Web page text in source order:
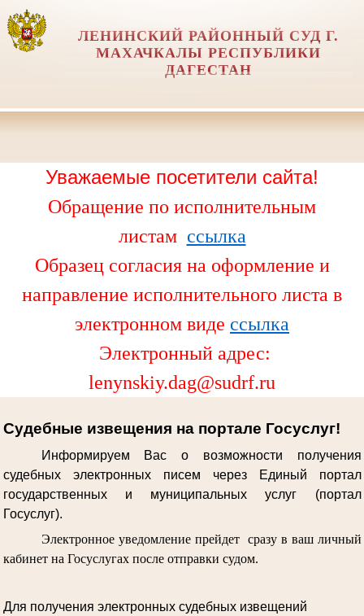
ЛЕНИНСКИЙ РАЙОННЫЙ СУД Г.
МАХАЧКАЛЫ РЕСПУБЛИКИ
ДАГЕСТАН
Уважаемые посетители сайта!
Обращение по исполнительным
листам ссылка
Образец согласия на оформление и
направление исполнительного листа в
электронном виде ссылка
Электронный адрес:
lenynskiy.dag@sudrf.ru
Судебные извещения на портале Госуслуг!
Информируем Вас о возможности получения
судебных электронных писем через Единый портал
государственных и муниципальных услуг (портал
Госуслуг).
Электронное уведомление прейдет сразу в ваш личный
кабинет на Госуслугах после отправки судом.
Для получения электронных судебных извещений